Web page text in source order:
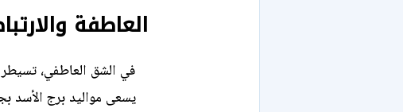
العاطفة
في الشق العاطفي،
يسعى مواليد برج الأسد